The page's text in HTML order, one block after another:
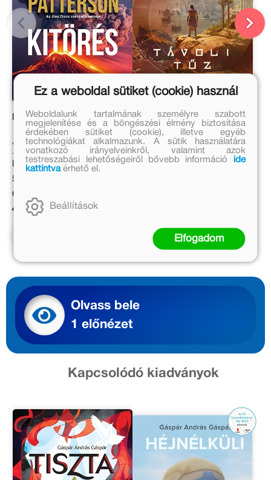
Kitörés
James Patterson, Michael
Crichton
Eredeti ár:
5 999 Ft
Online ár:
4 919 Ft
Távoli tűz
Zsoldos Péter
Eredeti ár:
Kosárba
Olvass bele
1 előnézet
Kapcsolódó kiadványok
Ez a weboldal sütiket (cookie) használ
Weboldalunk tartalmának személyre szabott
megjelenítése és a böngészési élmény biztosítása
érdekében sütiket (cookie), illetve egyéb
technológiákat alkalmazunk. A sütik használatára
vonatkozó irányelveinkről, valamint azok
testreszabási lehetőségeiről bővebb információ
ide
kattintvaérhető el.
Beállítások
Elfogadom